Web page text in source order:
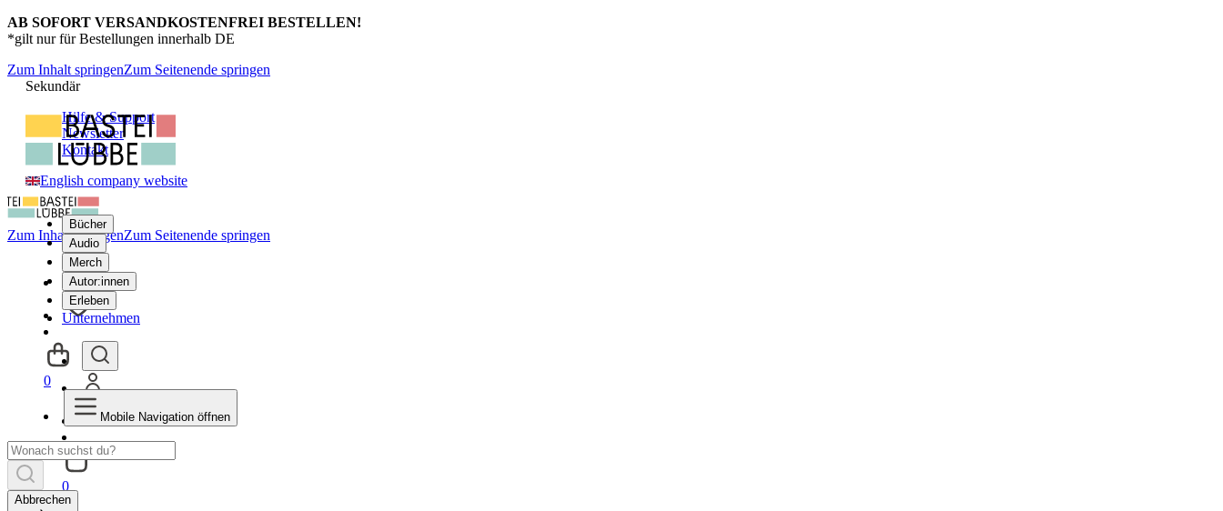
AB SOFORT VERSANDKOSTENFREI BESTELLEN!
*gilt nur für Bestellungen innerhalb DE
Zum Inhalt springenZum Seitenende springen
Sekundär
Hilfe & Support
Newsletter
Kontakt
English company website
Bücher
Audio
Merch
Autor:innen
Erleben
Unternehmen
0
Zum Inhalt springenZum Seitenende springen
0
Mobile Navigation öffnen
Abbrechen